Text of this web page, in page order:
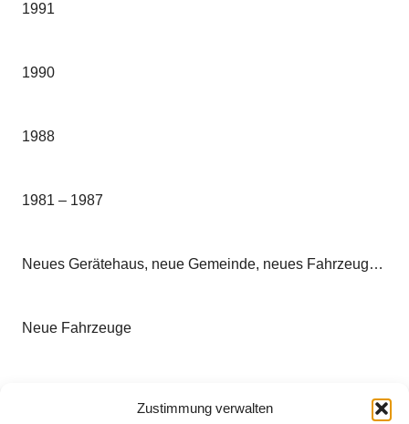
Zustimmung verwalten
1991
1990
1988
1981 – 1987
Neues Gerätehaus, neue Gemeinde, neues Fahrzeug…
Neue Fahrzeuge